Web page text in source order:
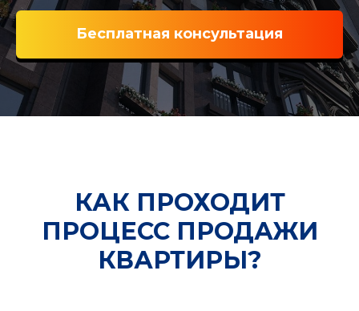
Бесплатная консультация
КАК ПРОХОДИТ
ПРОЦЕСС ПРОДАЖИ
КВАРТИРЫ?